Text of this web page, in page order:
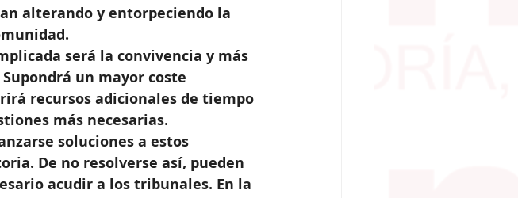
alterando y entorpeciendo la
será la convivencia y más
un mayor coste
recursos adicionales de tiempo
más necesarias.
soluciones a estos
De no resolverse así, pueden
acudir a los tribunales. En la